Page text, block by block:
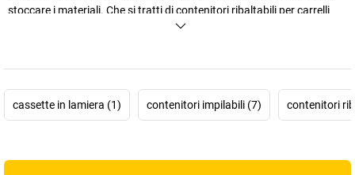
stoccare i materiali. Che si tratti di contenitori ribaltabili per carrelli
elevatori, contenitori per rottami o cassoni ribaltabili, scopri nello
+Visualizza di più
cassette in lamiera (1)
contenitori impilabili (7) contenitori